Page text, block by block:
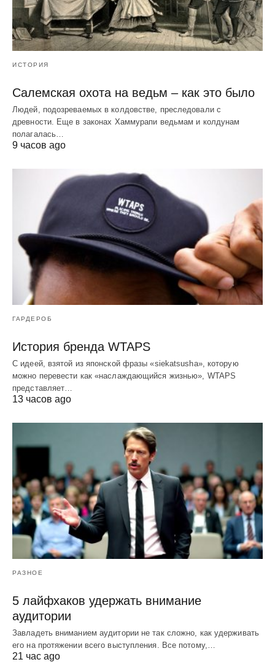
ИСТОРИЯ
Салемская охота на ведьм – как это было
Людей, подозреваемых в колдовстве, преследовали с
древности. Еще в законах Хаммурапи ведьмам и колдунам
полагалась…
9 часов ago
ГАРДЕРОБ
История бренда WTAPS
С идеей, взятой из японской фразы «siekatsusha», которую
можно перевести как «наслаждающийся жизнью», WTAPS
представляет…
13 часов ago
РАЗНОЕ
5 лайфхаков удержать внимание
аудитории
Завладеть вниманием аудитории не так сложно, как удерживать
его на протяжении всего выступления. Все потому,…
21 час ago